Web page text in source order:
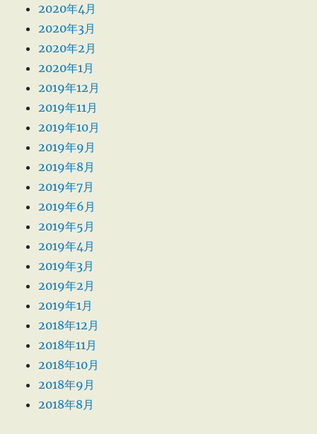
2020年4月
2020年3月
2020年2月
2020年1月
2019年12月
2019年11月
2019年10月
2019年9月
2019年8月
2019年7月
2019年6月
2019年5月
2019年4月
2019年3月
2019年2月
2019年1月
2018年12月
2018年11月
2018年10月
2018年9月
2018年8月